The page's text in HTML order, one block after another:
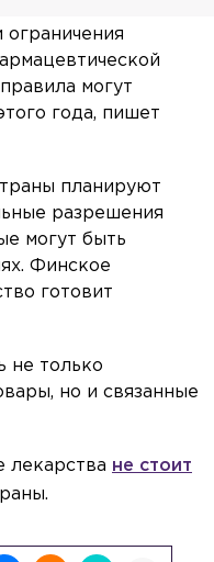
ограничения
могут
года, пишет
планируют
разрешения
могут быть
Финское
готовит
не только
но и связанные
лекарства не стоит